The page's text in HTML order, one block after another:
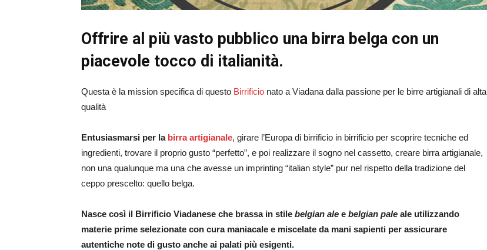
Offrire al più vasto pubblico una birra belga con un
piacevole tocco di italianità.
Questa è la mission specifica di questo Birrificio nato a Viadana dalla passione per le birre artigianali di alta
qualità
Entusiasmarsi per la birra artigianale, girare l’Europa di birrificio in birrificio per scoprire tecniche ed
ingredienti, trovare il proprio gusto “perfetto”, e poi realizzare il sogno nel cassetto, creare birra artigianale,
non una qualunque ma una che avesse un imprinting “italian style” pur nel rispetto della tradizione del
ceppo prescelto: quello belga.
Nasce così il Birrificio Viadanese che brassa in stile belgian ale e belgian pale ale utilizzando
materie prime selezionate con cura maniacale e miscelate da mani sapienti per assicurare
autentiche note di gusto anche ai palati più esigenti.